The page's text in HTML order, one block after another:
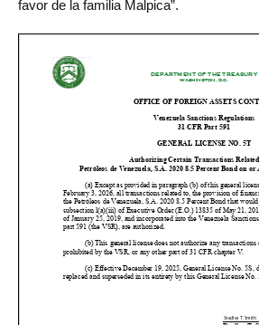
favor de la familia Malpica”.